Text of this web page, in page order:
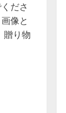
ださ
像と
贈り物